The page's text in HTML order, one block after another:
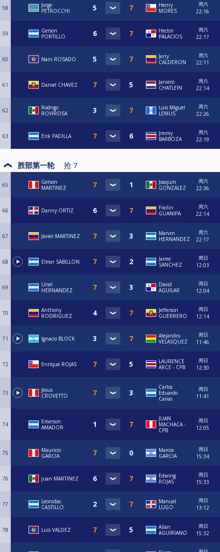
58
Jorge
PETROCCHI
Henry
MORES
周六
22:16
59
Gerson
PORTILLO
Hector
PALACIOS
周六
22:17
60 Nain ROSADO
Jerry
CALDERON
周六
22:11
61 Daniel CHAVEZ
Janiero
CHATLEIN
周六
22:14
62
Rodrigo
ROVIROSA
Luis Miguel
LEMUS
周六
22:26
63 Erik PADILLA
Jimmy
BARBOZA
周六
22:19
胜部第一轮 抢 7
65
Gerson
MARTINEZ
Joaquin
GONZALEZ
周六
22:36
66 Danny ORTIZ
Frailin
GUANIPA
周六
22:14
67 Javier MARTINEZ
Marvin
HERNANDEZ
周六
22:17
68 Elmer SABILLON
Jaime
SANCHEZ
周日
12:03
69
Uriel
HERNANDEZ
David
AGUILAR
周日
12:04
70
Anthony
RODRIGUEZ
Jefferson
GUERRERO
周日
12:14
71 Ignacio BLOCK
Alejandro
VELASQUEZ
周日
11:46
72 Enrique ROJAS
LAURENCE
ARCE - CPB
周日
12:30
73
Jesus
CROVETTO
Carlos
Eduardo
Carias
周日
11:41
74
Emerson
AMADOR
JUAN
MACHACA -
CPB
周日
12:05
75
Mauricio
GARCIA
Marcos
GARCIA
周日
15:34
76 juan MARTINEZ
Edwing
ROJAS
周日
15:33
77
Leonidas
CASTILLO
Manuel
LUGO
周日
13:12
78 Luis VALDEZ
Allan
AGUIRIANO
周日
15:32